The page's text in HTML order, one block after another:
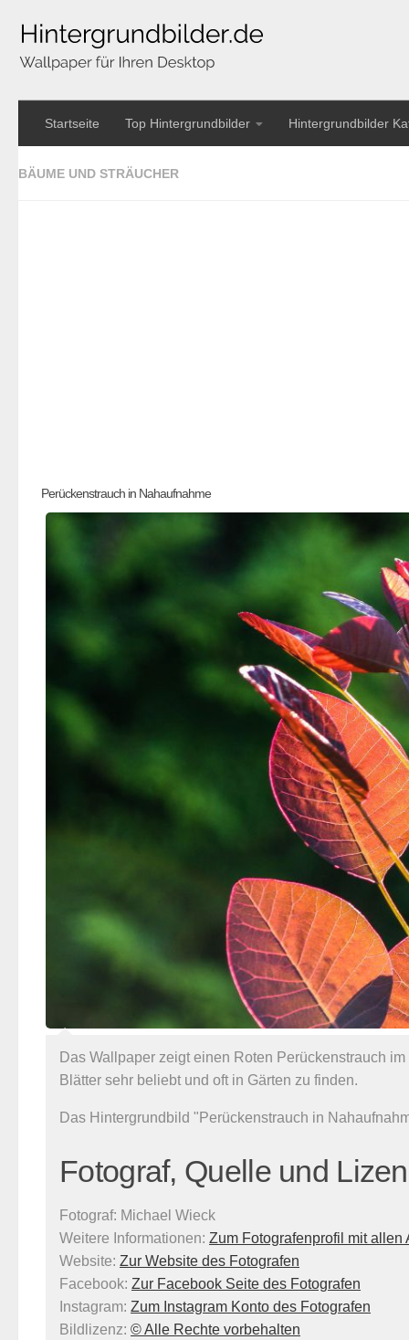
Startseite Top Hintergrundbilder Hintergrundbilder
BÄUME UND STRÄUCHER
Perückenstrauch in Nahaufnahme
Das Wallpaper zeigt einen Roten Perückenstrauch
Blätter sehr beliebt und oft in Gärten zu finden.
Das Hintergrundbild "Perückenstrauch in
Fotograf, Quelle und
Fotograf: Michael Wieck
Weitere Informationen: Zum Fotografenprofil mit allen
Website: Zur Website des Fotografen
Facebook: Zur Facebook Seite des Fotografen
Instagram: Zum Instagram Konto des Fotografen
Bildlizenz: © Alle Rechte vorbehalten